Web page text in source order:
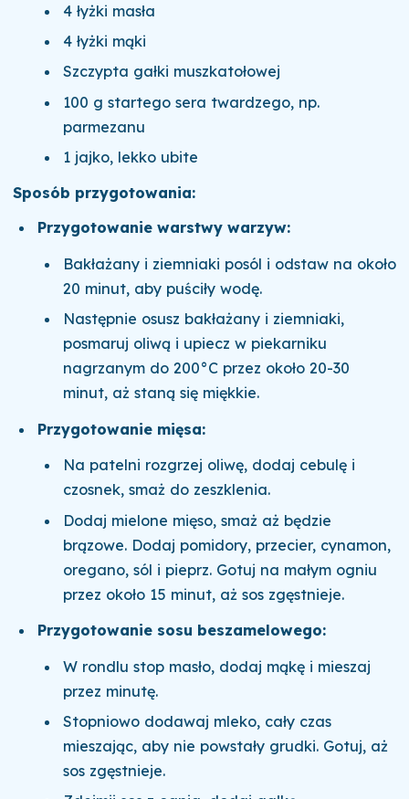
4 łyżki masła
4 łyżki mąki
Szczypta gałki muszkatołowej
100 g startego sera twardzego, np.
parmezanu
1 jajko, lekko ubite
Sposób przygotowania:
Przygotowanie warstwy warzyw:
Bakłażany i ziemniaki posól i odstaw na około
20 minut, aby puściły wodę.
Następnie osusz bakłażany i ziemniaki,
posmaruj oliwą i upiecz w piekarniku
nagrzanym do 200°C przez około 20-30
minut, aż staną się miękkie.
Przygotowanie mięsa:
Na patelni rozgrzej oliwę, dodaj cebulę i
czosnek, smaż do zeszklenia.
Dodaj mielone mięso, smaż aż będzie
brązowe. Dodaj pomidory, przecier, cynamon,
oregano, sól i pieprz. Gotuj na małym ogniu
przez około 15 minut, aż sos zgęstnieje.
Przygotowanie sosu beszamelowego:
W rondlu stop masło, dodaj mąkę i mieszaj
przez minutę.
Stopniowo dodawaj mleko, cały czas
mieszając, aby nie powstały grudki. Gotuj, aż
sos zgęstnieje.